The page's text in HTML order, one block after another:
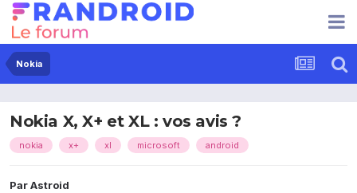
Nokia
Nokia X, X+ et XL : vos avis ?
nokia x+ xl microsoft android
ParAstroid